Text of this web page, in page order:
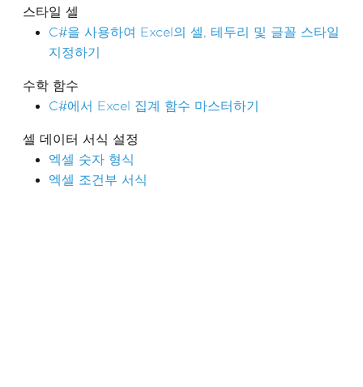
스타일 셀
C#을 사용하여 Excel의 셀, 테두리 및 글꼴 스타일
지정하기
수학 함수
C#에서 Excel 집계 함수 마스터하기
셀 데이터 서식 설정
엑셀 숫자 형식
엑셀 조건부 서식